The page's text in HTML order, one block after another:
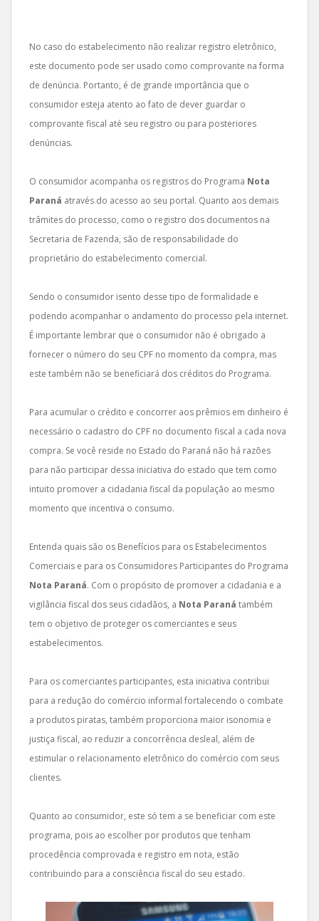
No caso do estabelecimento não realizar registro eletrônico,
este documento pode ser usado como comprovante na forma
de denúncia. Portanto, é de grande importância que o
consumidor esteja atento ao fato de dever guardar o
comprovante fiscal até seu registro ou para posteriores
denúncias.
O consumidor acompanha os registros do Programa Nota
Paraná através do acesso ao seu portal. Quanto aos demais
trâmites do processo, como o registro dos documentos na
Secretaria de Fazenda, são de responsabilidade do
proprietário do estabelecimento comercial.
Sendo o consumidor isento desse tipo de formalidade e
podendo acompanhar o andamento do processo pela internet.
É importante lembrar que o consumidor não é obrigado a
fornecer o número do seu CPF no momento da compra, mas
este também não se beneficiará dos créditos do Programa.
Para acumular o crédito e concorrer aos prêmios em dinheiro é
necessário o cadastro do CPF no documento fiscal a cada nova
compra. Se você reside no Estado do Paraná não há razões
para não participar dessa iniciativa do estado que tem como
intuito promover a cidadania fiscal da população ao mesmo
momento que incentiva o consumo.
Entenda quais são os Benefícios para os Estabelecimentos
Comerciais e para os Consumidores Participantes do Programa
Nota Paraná. Com o propósito de promover a cidadania e a
vigilância fiscal dos seus cidadãos, a Nota Paraná também
tem o objetivo de proteger os comerciantes e seus
estabelecimentos.
Para os comerciantes participantes, esta iniciativa contribui
para a redução do comércio informal fortalecendo o combate
a produtos piratas, também proporciona maior isonomia e
justiça fiscal, ao reduzir a concorrência desleal, além de
estimular o relacionamento eletrônico do comércio com seus
clientes.
Quanto ao consumidor, este só tem a se beneficiar com este
programa, pois ao escolher por produtos que tenham
procedência comprovada e registro em nota, estão
contribuindo para a consciência fiscal do seu estado.